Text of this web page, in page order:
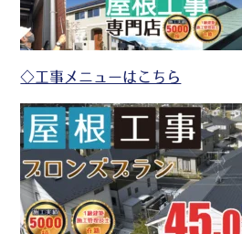
◇工事メニューはこちら